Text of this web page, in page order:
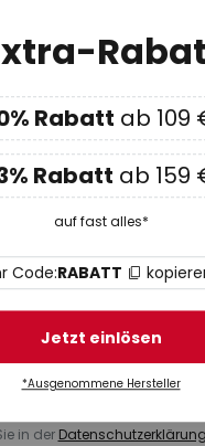
Aktionen und
Ihnen einen13%-
Onlineshop einlösen
sie tolle Angebote aus dem
Rabatt-Gutscheine,
vorstellungen sowie Inhalte
und
in der Datenschutzerklärung
Rabatt ab 109
Rabatt ab 159
auf fast alles*
Code:RABATT
Jetzt einlösen
*Ausgenommene Hersteller